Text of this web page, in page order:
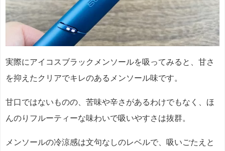
実際にアイコスブラックメンソールを吸ってみると、甘さ
を抑えたクリアでキレのあるメンソール味です。
甘口ではないものの、苦味や辛さがあるわけでもなく、ほ
んのりフルーティーな味わいで吸いやすさは抜群。
メンソールの冷涼感は文句なしのレベルで、吸いごたえと